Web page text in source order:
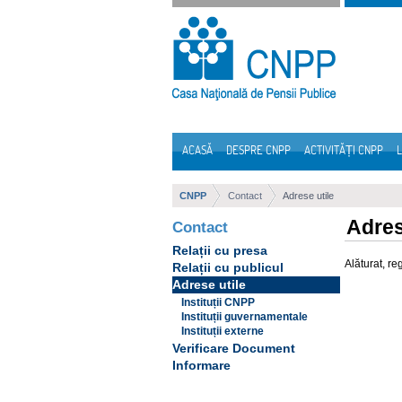
Sari la continut
ACASĂ DESPRE CNPP ACTIVITĂȚI CNPP
CNPP Contact Adrese utile
Contact
Relații cu presa
Relații cu publicul
Adrese utile
Instituții CNPP
Instituții guvernamentale
Instituții externe
Verificare Document
Informare
Alăturat,